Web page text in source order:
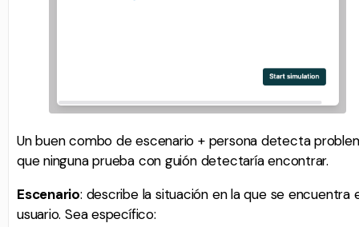
Un buen combo de escenario + persona detecta
que ninguna prueba con guión detectaría encontrar.
Escenario: describe la situación en la que se encuentra
usuario. Sea específico: